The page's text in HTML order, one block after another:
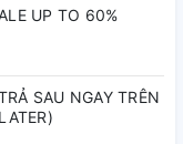
1 đến 60 phút
báo lặp)
UP TO 60%
SAU NGAY TRÊN